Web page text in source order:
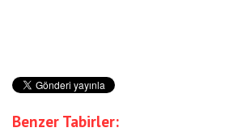
Benzer Tabirler: